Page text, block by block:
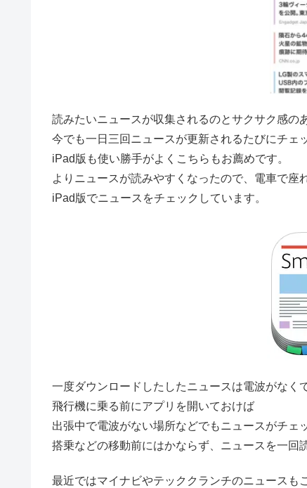
読みたいニュースが収集されるのとサクサク感の
今でも一日三回ニュースが更新されるたびにチェ
iPad版も使い勝手がよくこちらもお薦めです。
よりニュースが読みやすくなったので、電車で座
iPad版でニュースをチェックしています。
一度ダウンロードしたしたニュースは電波がなく
飛行機に乗る前にアプリを開いておけば
出張中で電波がない場所などでもニュースがチェ
搭乗などの移動前にはかならず、ニュースを一回
最近ではマイナビやテッククランチのニュースも